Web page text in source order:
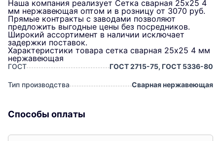
Наша компания реализует Сетка сварная 25х25 4
мм нержавеющая оптом и в розницу от 3070 руб.
Прямые контракты с заводами позволяют
предложить выгодные цены без посредников.
Широкий ассортимент в наличии исключает
задержки поставок.
Характеристики товара сетка сварная 25х25 4 мм
нержавеющая
ГОСТ ГОСТ 2715-75, ГОСТ 5336-80
Тип производства Сварная нержавеющая
Способы оплаты